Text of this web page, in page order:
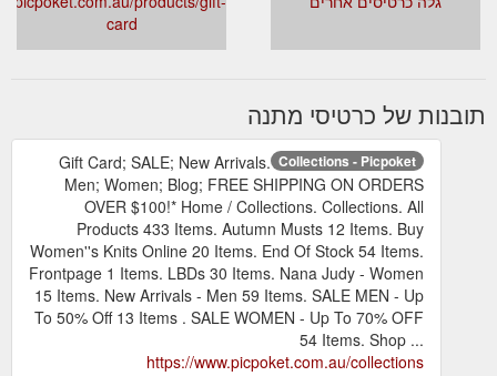
card
תובנות של כרטיסי מתנה
Collections - Picpoket
Gift Card; SALE; New Arrivals.
Men; Women; Blog; FREE SHIPPING ON ORDERS
OVER $100!* Home / Collections. Collections. All
Products 433 Items. Autumn Musts 12 Items. Buy
Women''s Knits Online 20 Items. End Of Stock 54 Items.
Frontpage 1 Items. LBDs 30 Items. Nana Judy - Women
15 Items. New Arrivals - Men 59 Items. SALE MEN - Up
To 50% Off 13 Items . SALE WOMEN - Up To 70% OFF
54 Items. Shop ...
https://www.picpoket.com.au/collections